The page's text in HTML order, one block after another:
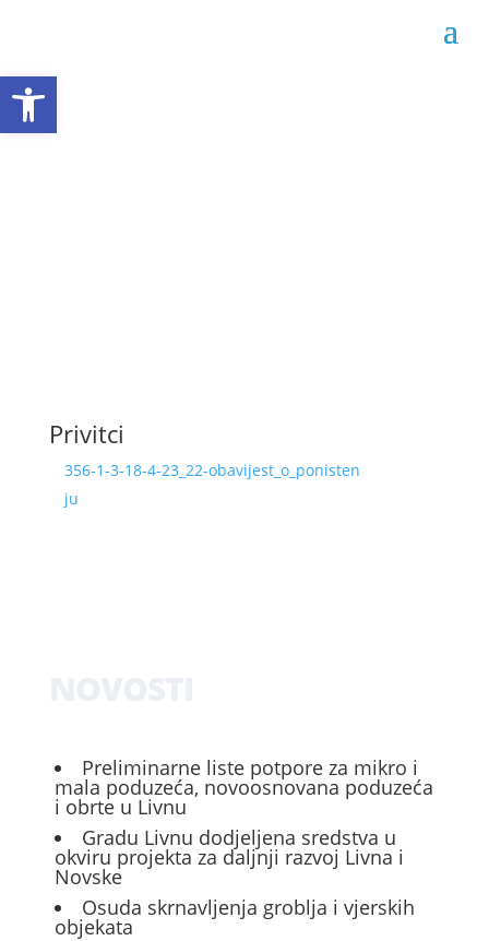
Privitci
356-1-3-18-4-23_22-obavijest_o_ponisten
ju
Preliminarne liste potpore za mikro i
mala poduzeća, novoosnovana poduzeća
i obrte u Livnu
Gradu Livnu dodjeljena sredstva u
okviru projekta za daljnji razvoj Livna i
Novske
Osuda skrnavljenja groblja i vjerskih
objekata
Open toolbar